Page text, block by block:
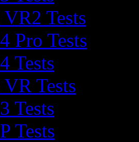
VR2 Tests
Pro Tests
Tests
VR Tests
Tests
Tests